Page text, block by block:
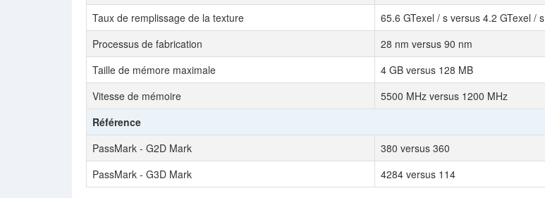
Taux de remplissage de la texture
65.6 GTexel / s versus 4.2 GTexel / s
Processus de fabrication
28 nm versus 90 nm
Taille de mémore maximale
4 GB versus 128 MB
Vitesse de mémoire
5500 MHz versus 1200 MHz
Référence
PassMark - G2D Mark
380 versus 360
PassMark - G3D Mark
4284 versus 114